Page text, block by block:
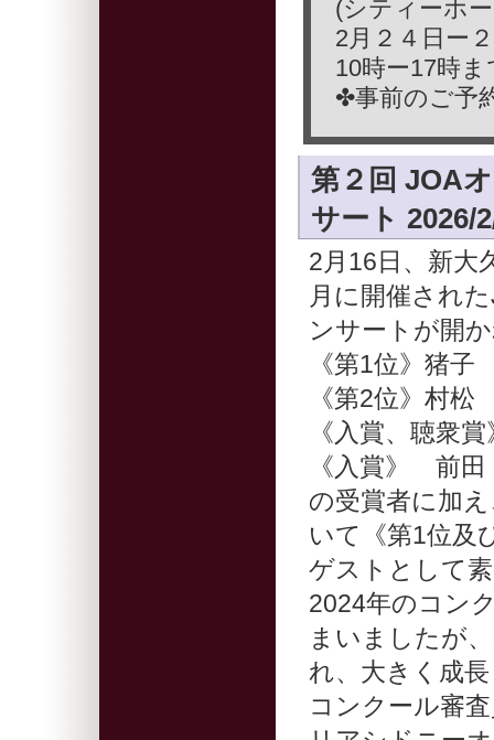
(シティーホ
2月２４日ー
10時ー17時ま
✤事前のご予
第２回 JOA
サート 2026/
2月16日、新大
月に開催され
ンサートが開
《第1位》猪
《第2位》村
《入賞、聴
《入賞》 前
の受賞者に加
いて《第1位及
ゲストとして
2024年のコン
まいましたが
れ、大きく成
コンクール審